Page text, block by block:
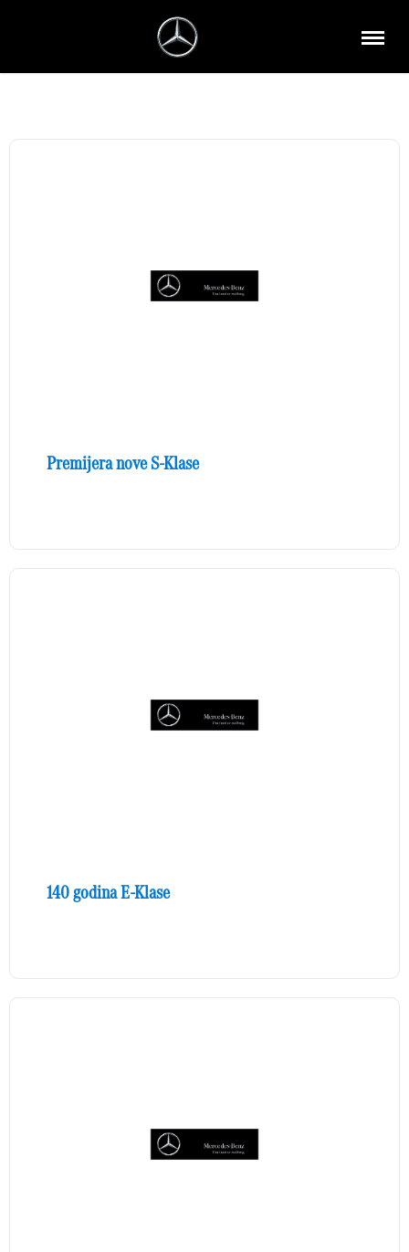
Premijera nove S-Klase
140 godina E-Klase